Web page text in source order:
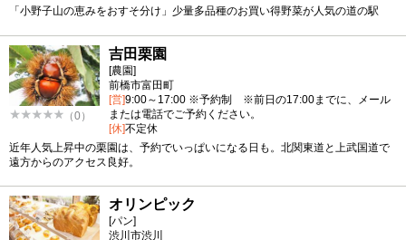
「小野子山の恵みをおすそ分け」少量多品種のお買い得野菜が人気の道の駅
（0）
吉田栗園
[農園]
前橋市富田町
[営]9:00～17:00 ※予約制 ※前日の17:00までに、メール
または電話でご予約ください。
[休]不定休
近年人気上昇中の栗園は、予約でいっぱいになる日も。北関東道と上武国道で
遠方からのアクセス良好。
オリンピック
[パン]
渋川市渋川